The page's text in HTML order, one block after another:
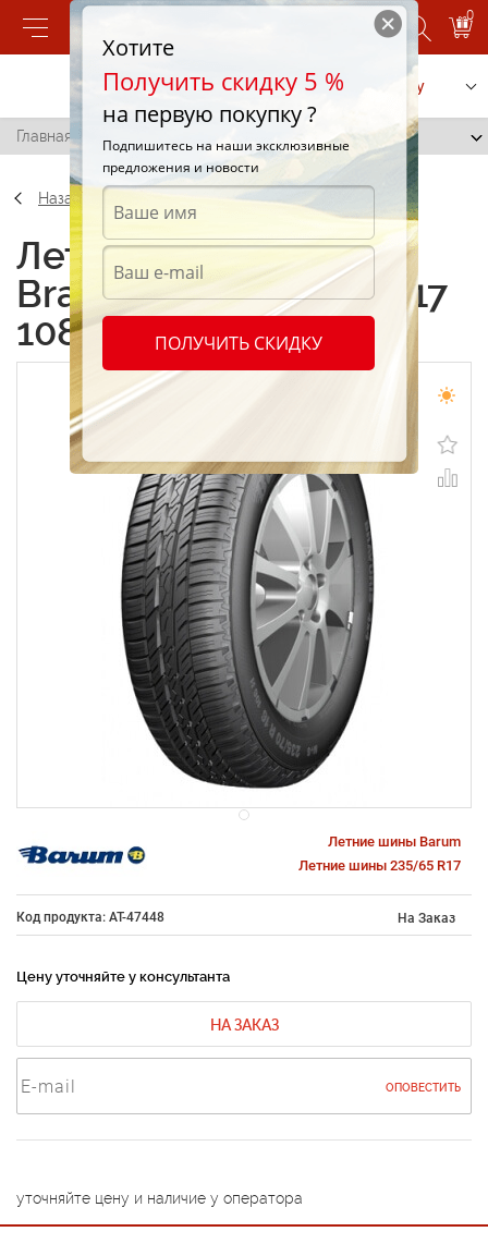
0
Позвонить Заказать услугу
Главная / Barum Bravuris 4x4 235/65 R17 108H
Назад
Летние шины Barum
Bravuris 4x4 235/65 R17
108H
Летние шины Barum
Летние шины 235/65 R17
Код продукта: AT-47448 На Заказ
Цену уточняйте у консультанта
НА ЗАКАЗ
ОПОВЕСТИТЬ
уточняйте цену и наличие у оператора
Хотите
Получить скидку 5 %
на первую покупку ?
Подпишитесь на наши эксклюзивные
предложения и новости
ПОЛУЧИТЬ СКИДКУ